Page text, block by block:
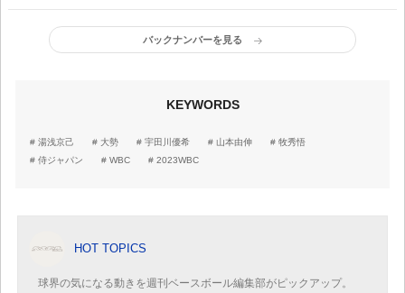
のは僕です」
バックナンバーを見る
KEYWORDS
湯浅京己 大勢 宇田川優希 山本由伸
牧秀悟
侍ジャパン
WBC 2023WBC
HOT TOPICS
球界の気になる動きを週刊ベースボール編集部がピックアップ。